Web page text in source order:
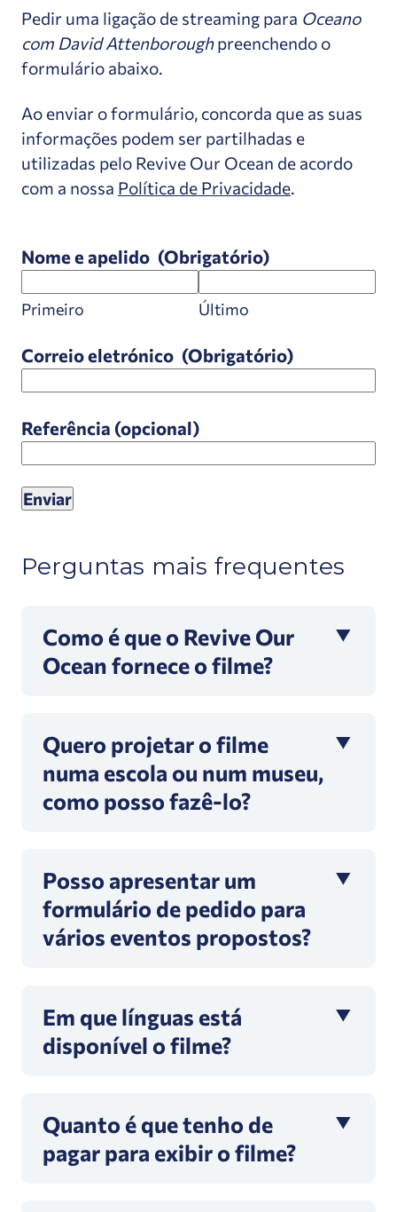
Pedir uma ligação de streaming para Oceano
com David Attenboroughpreenchendo o
formulário abaixo.
Ao enviar o formulário, concorda que as suas
informações podem ser partilhadas e
utilizadas pelo Revive Our Ocean de acordo
com a nossa Política de Privacidade.
Nome e apelido (Obrigatório)
Primeiro Último
Correio eletrónico (Obrigatório)
Referência (opcional)
Perguntas mais frequentes
Como é que o Revive Our
Ocean fornece o filme?
Quero projetar o filme
numa escola ou num museu,
como posso fazê-lo?
Posso apresentar um
formulário de pedido para
vários eventos propostos?
Em que línguas está
disponível o filme?
Quanto é que tenho de
pagar para exibir o filme?